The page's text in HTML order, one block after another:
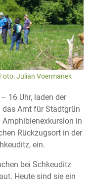
Julian Voermanek
16 Uhr, laden der
das Amt für Stadtgrün
Amphibienexkursion in
Rückzugsort in der
ein.
bei Schkeuditz
Heute sind sie ein